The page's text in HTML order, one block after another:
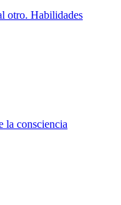
otro. Habilidades
la consciencia